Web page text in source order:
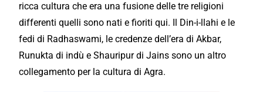
ricca cultura che era una fusione delle tre religioni
differenti quelli sono nati e fioriti qui. Il Din-i-llahi e le
fedi di Radhaswami, le credenze dell’era di Akbar,
Runukta di indù e Shauripur di Jains sono un altro
collegamento per la cultura di Agra.